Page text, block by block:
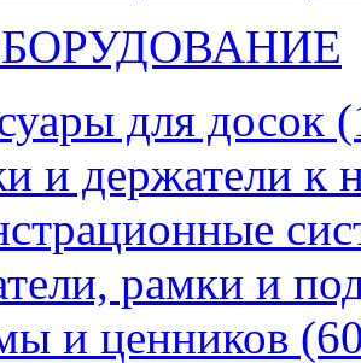
для досок
и держатели к
рамки и
и ценников